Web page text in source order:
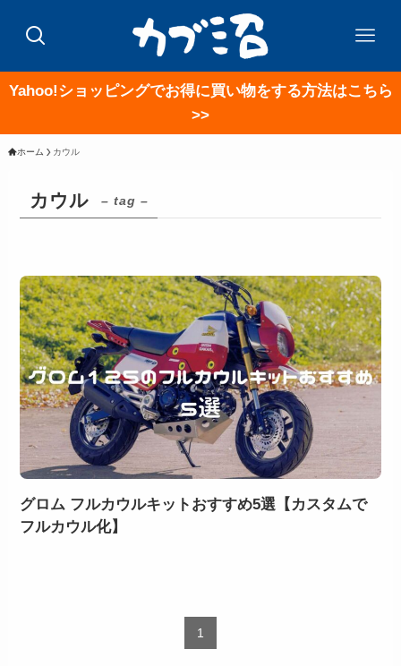
Yahoo!ショッピングでお得に買い物をする方法はこちら
>>
ホーム カウル
カウル – tag –
グロム フルカウルキットおすすめ5選【カスタムで
フルカウル化】
1